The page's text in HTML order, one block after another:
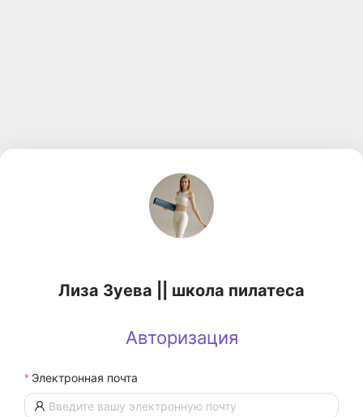
Лиза Зуева || школа пилатеса
Авторизация
Электронная почта